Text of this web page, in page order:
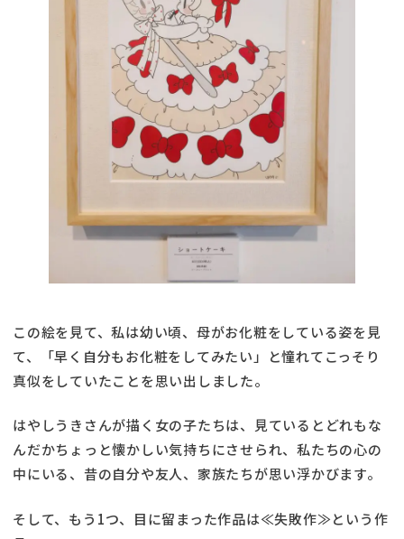
この絵を見て、私は幼い頃、母がお化粧をしている姿を見
て、「早く自分もお化粧をしてみたい」と憧れてこっそり
真似をしていたことを思い出しました。
はやしうきさんが描く女の子たちは、見ているとどれもな
んだかちょっと懐かしい気持ちにさせられ、私たちの心の
中にいる、昔の自分や友人、家族たちが思い浮かびます。
そして、もう1つ、目に留まった作品は≪失敗作≫という作